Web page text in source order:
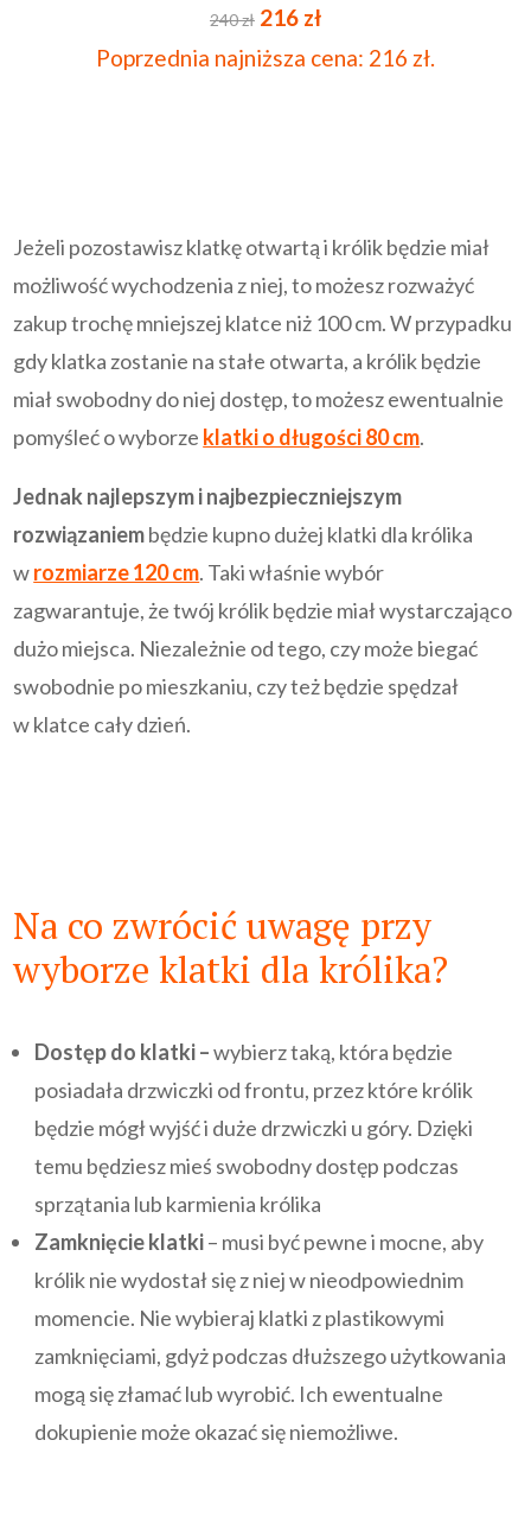
Oceniono
4.90
na 5
240zł Pierwotna
cena
216 złAktualna
cena
Poprzednia najniższa cena: 216 zł.
Jeżeli pozostawisz klatkę otwartą i królik będzie miał
możliwość wychodzenia z niej, to możesz rozważyć
zakup trochę mniejszej klatce niż 100 cm. W przypadku
gdy klatka zostanie na stałe otwarta, a królik będzie
miał swobodny do niej dostęp, to możesz ewentualnie
pomyśleć o wyborze klatki o długości 80 cm.
Jednak najlepszym i najbezpieczniejszym
rozwiązaniembędzie kupno dużej klatki dla królika
wrozmiarze 120 cm. Taki właśnie wybór
zagwarantuje, że twój królik będzie miał wystarczająco
dużo miejsca. Niezależnie od tego, czy może biegać
swobodnie po mieszkaniu, czy też będzie spędzał
w klatce cały dzień.
Na co zwrócić uwagę przy
wyborze klatki dla królika?
Dostęp do klatki –wybierz taką, która będzie
posiadała drzwiczki od frontu, przez które królik
będzie mógł wyjść i duże drzwiczki u góry. Dzięki
temu będziesz mieś swobodny dostęp podczas
sprzątania lub karmienia królika
Zamknięcie klatki– musi być pewne i mocne, aby
królik nie wydostał się z niej w nieodpowiednim
momencie. Nie wybieraj klatki z plastikowymi
zamknięciami, gdyż podczas dłuższego użytkowania
mogą się złamać lub wyrobić. Ich ewentualne
dokupienie może okazać się niemożliwe.